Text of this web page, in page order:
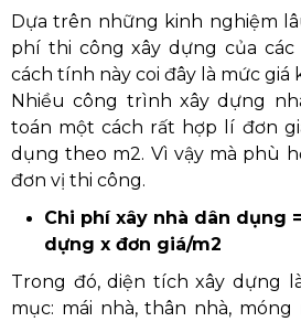
Dựa trên những kinh nghiệm
phí thi công xây dựng của
cách tính này coi đây là mức giá
Nhiều công trình xây dựng
toán một cách rất hợp lí đơn
dụng theo m2. Vì vậy mà phù
đơn vị thi công.
Chi phí xây nhà dân dụng
dựng x đơn giá/m2
Trong đó, diện tích xây dựng
mục: mái nhà, thân nhà,